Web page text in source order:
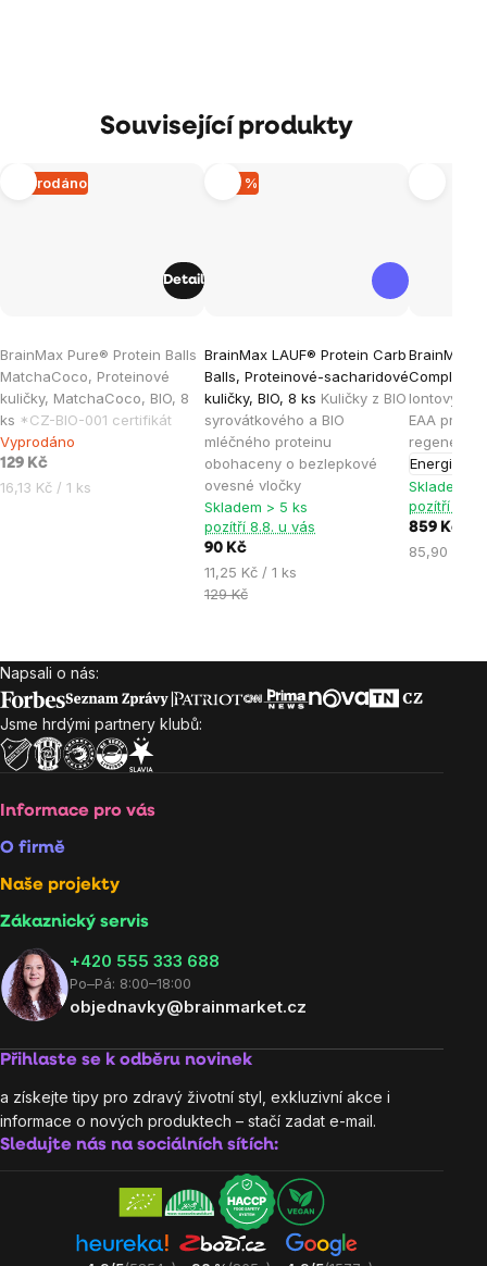
Související produkty
Vyprodáno
BrainMax Pure® Protein Balls
MatchaCoco, Proteinové
kuličky, MatchaCoco, BIO, 8
ks *CZ-BIO-001 certifikát
hodnocení
produktu
je
5,0
z
5
Vyprodáno
129 Kč
Měrná
16,13 Kč / 1 ks
Detail
–30 %
BrainMax LAUF® Protein Carb
Balls, Proteinové-sacharidové
kuličky, BIO, 8 ks Kuličky z BIO
syrovátkového a BIO
mléčného proteinu
obohaceny o bezlepkové
ovesné vločky
Skladem > 5 ks
pozítří 8.8. u vás
90 Kč
Měrná
cena:
11,25 Kč / 1 ks
129 Kč
BrainMax
Complex,
Iontový
EAA pro
Energie
produktu
je
4,9
z
5
Skladem >
pozítří 8.8.
859 Kč
Měrná
85,90 Kč /
Zápatí
Napsali o nás:
Jsme hrdými partnery klubů:
Informace pro vás
O firmě
Naše projekty
Zákaznický servis
‭+420 555 333 688
Po–Pá: 8:00–18:00
objednavky@brainmarket.cz
Přihlaste se k odběru novinek
a získejte tipy pro zdravý životní styl, exkluzivní akce i
informace o nových produktech – stačí zadat e-mail.
Sledujte nás na sociálních sítích: